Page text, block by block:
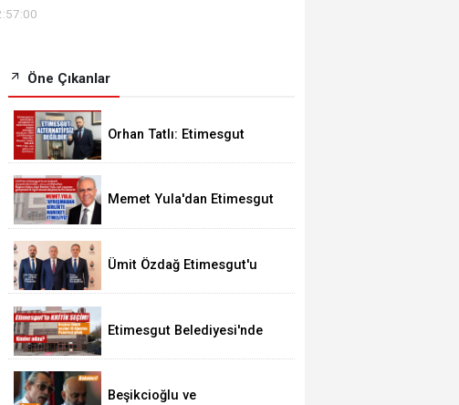
Öne Çıkanlar
Orhan Tatlı: Etimesgut
Memet Yula'dan Etimesgut
Ümit Özdağ Etimesgut'u
Etimesgut Belediyesi'nde
Beşikcioğlu ve